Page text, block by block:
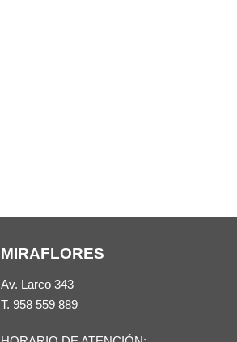
MIRAFLORES
Av. Larco 343
T. 958 559 889